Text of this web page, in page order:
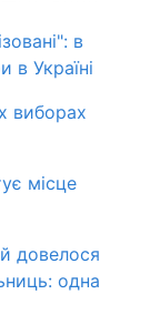
в
в Україні
виборах
місце
довелося
одна